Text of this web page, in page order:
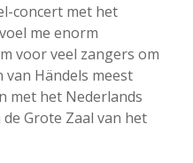
concert met het
me enorm
voor veel zangers om
van Händels meest
met het Nederlands
Grote Zaal van het